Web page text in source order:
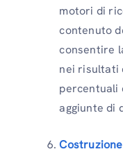
motori di
contenuto
consentire
nei risultati
percentuali
aggiunte di